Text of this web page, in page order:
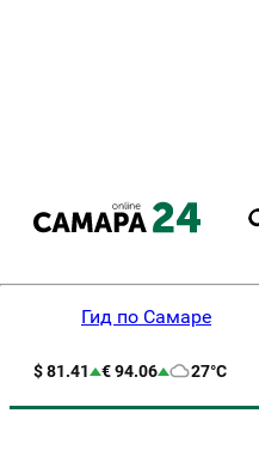
Гид по Самаре
$ 81.41 € 94.06 27°C